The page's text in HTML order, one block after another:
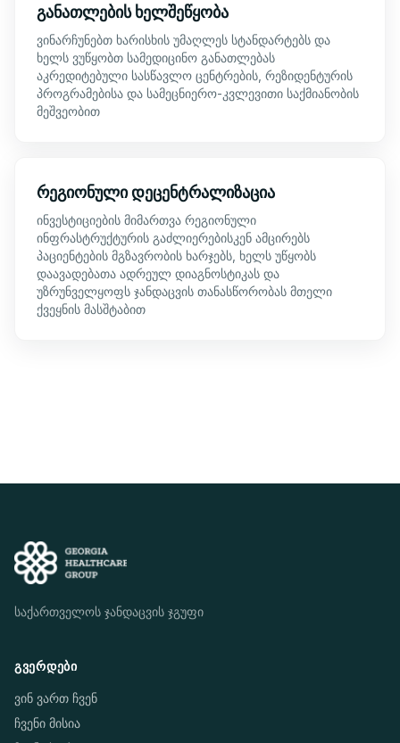
განათლების ხელშეწყობა
ვინარჩუნებთ ხარისხის უმაღლეს სტანდარტებს და
ხელს ვუწყობთ სამედიცინო განათლებას
აკრედიტებული სასწავლო ცენტრების, რეზიდენტურის
პროგრამებისა და სამეცნიერო-კვლევითი საქმიანობის
მეშვეობით
რეგიონული დეცენტრალიზაცია
ინვესტიციების მიმართვა რეგიონული
ინფრასტრუქტურის გაძლიერებისკენ ამცირებს
პაციენტების მგზავრობის ხარჯებს, ხელს უწყობს
დაავადებათა ადრეულ დიაგნოსტიკას და
უზრუნველყოფს ჯანდაცვის თანასწორობას მთელი
ქვეყნის მასშტაბით
საქართველოს ჯანდაცვის ჯგუფი
ᲒᲕᲔᲠᲓᲔᲑᲘ
ვინ ვართ ჩვენ
ჩვენი მისია